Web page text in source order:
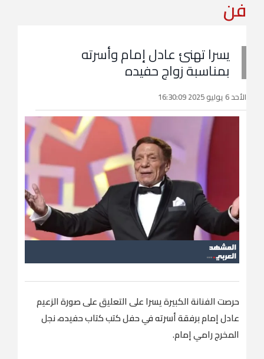
فن
يسرا تهنئ عادل إمام وأسرته
بمناسبة زواج حفيده
الأحد 6 يوليو 2025 16:30:09
حرصت الفنانة الكبيرة يسرا على التعليق على صورة الزعيم
عادل إمام برفقة أسرته في حفل كتب كتاب حفيده، نجل
المخرج رامي إمام.